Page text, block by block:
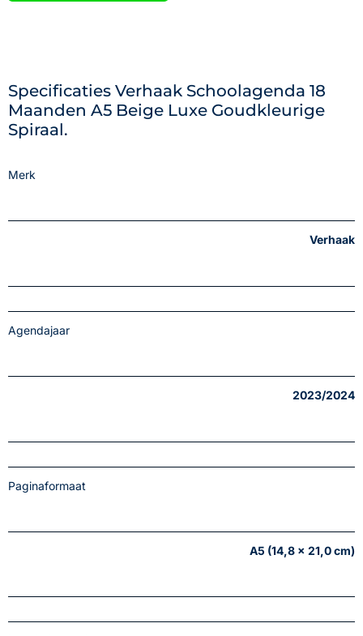
Specificaties Verhaak Schoolagenda 18
Maanden A5 Beige Luxe Goudkleurige
Spiraal.
Merk
Verhaak
Agendajaar
2023/2024
Paginaformaat
A5 (14,8 x 21,0 cm)